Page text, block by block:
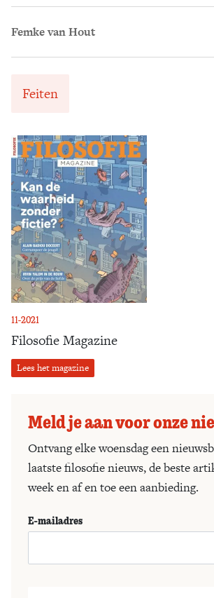
11-2021
Filosofie Magazine
Lees het magazine
Femke van Hout
Feiten
Meld je aan voor onze
Ontvang elke woensdag een
laatste filosofie nieuws, de beste
week en af en toe een aanbieding.
E-mailadres